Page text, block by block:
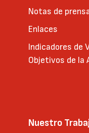
Notas de
Enlaces
Indicadores de
Objetivos de la
Nuestro